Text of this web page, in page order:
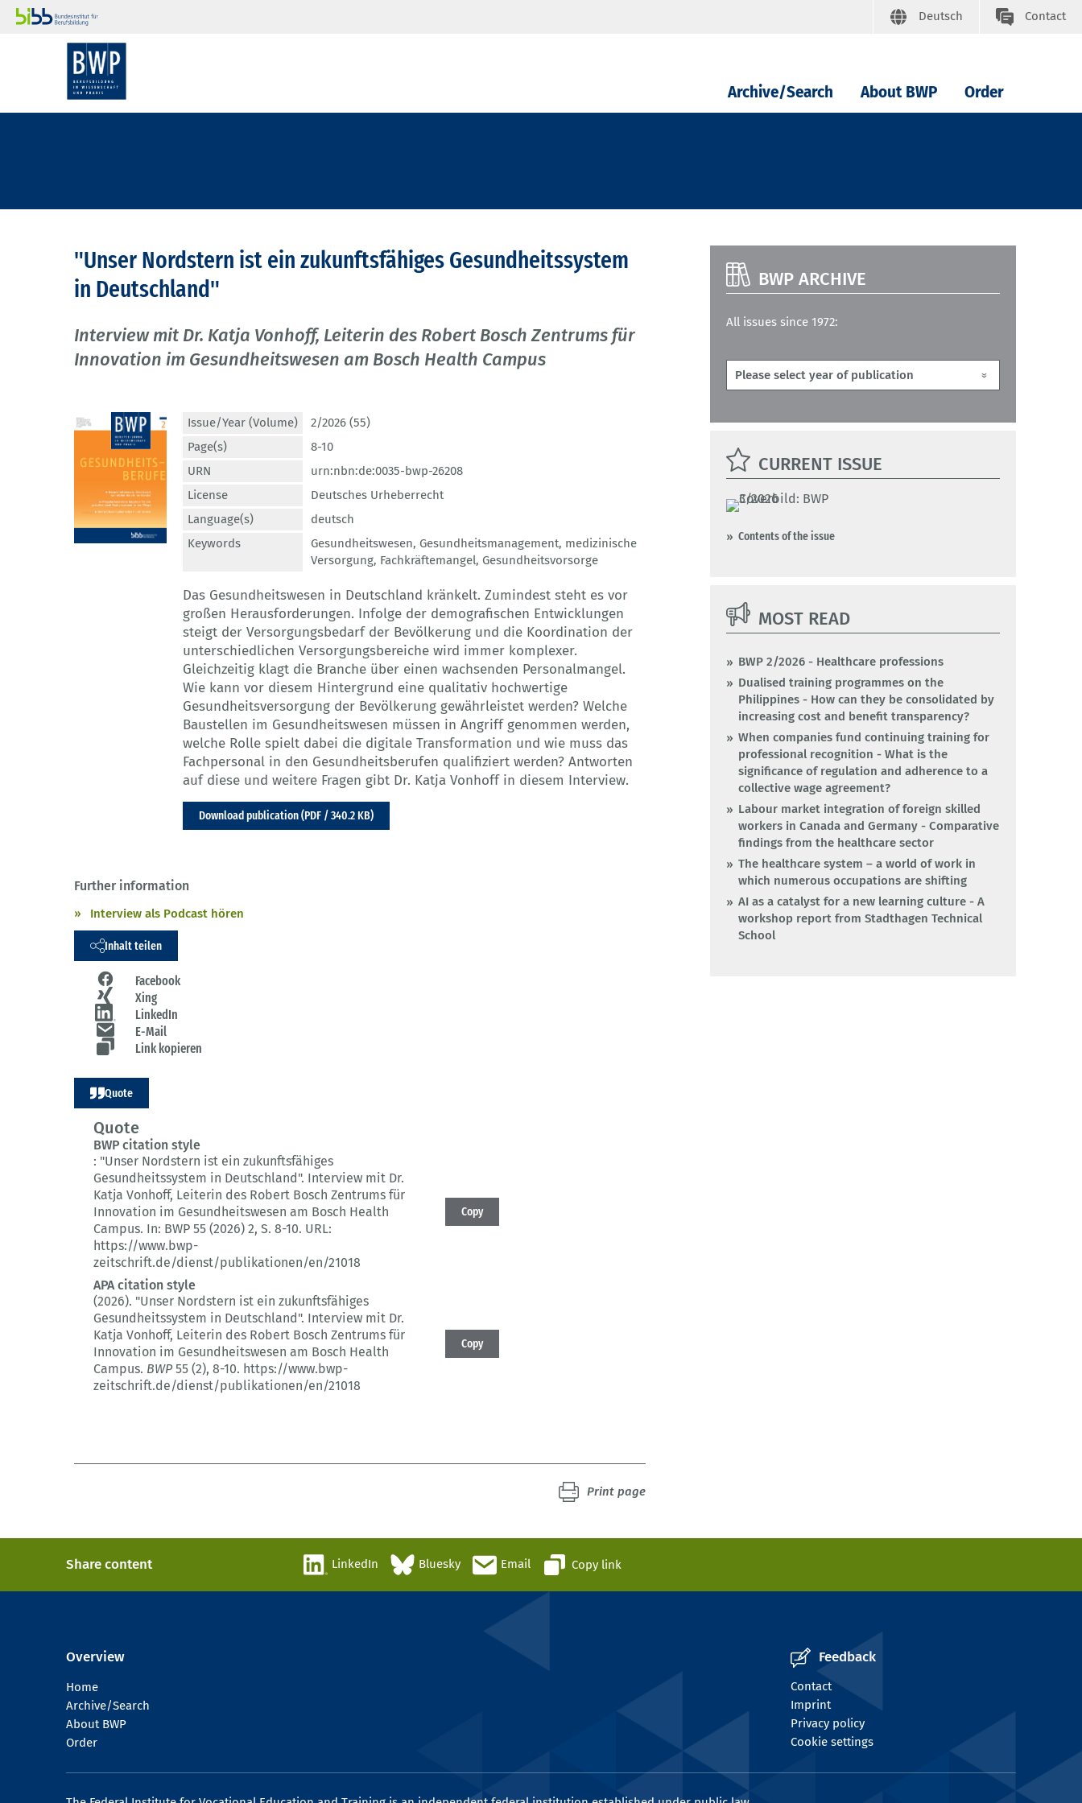
Deutsch Contact
Archive/Search About BWP Order
"Unser Nordstern ist ein zukunftsfähiges Gesundheitssystem
in Deutschland"
Interview mit Dr. Katja Vonhoff, Leiterin des Robert Bosch Zentrums für
Innovation im Gesundheitswesen am Bosch Health Campus
Issue/Year (Volume)
2/2026 (55)
Page(s)
8-10
URN
urn:nbn:de:0035-bwp-26208
License
Deutsches Urheberrecht
Language(s)
deutsch
Keywords
Gesundheitswesen, Gesundheitsmanagement, medizinische
Versorgung, Fachkräftemangel, Gesundheitsvorsorge
Das Gesundheitswesen in Deutschland kränkelt. Zumindest steht es vor
großen Herausforderungen. Infolge der demografischen Entwicklungen
steigt der Versorgungsbedarf der Bevölkerung und die Koordination der
unterschiedlichen Versorgungsbereiche wird immer komplexer.
Gleichzeitig klagt die Branche über einen wachsenden Personalmangel.
Wie kann vor diesem Hintergrund eine qualitativ hochwertige
Gesundheitsversorgung der Bevölkerung gewährleistet werden? Welche
Baustellen im Gesundheitswesen müssen in Angriff genommen werden,
welche Rolle spielt dabei die digitale Transformation und wie muss das
Fachpersonal in den Gesundheitsberufen qualifiziert werden? Antworten
auf diese und weitere Fragen gibt Dr. Katja Vonhoff in diesem Interview.
Download publication (PDF / 340.2 KB)
Further information
Interview als Podcast hören
Inhalt teilen
Facebook
Xing
LinkedIn
E-Mail
Link kopieren
Quote
Quote
BWP citation style
: "Unser Nordstern ist ein zukunftsfähiges
Gesundheitssystem in Deutschland". Interview mit Dr.
Katja Vonhoff, Leiterin des Robert Bosch Zentrums für
Innovation im Gesundheitswesen am Bosch Health
Campus. In: BWP 55 (2026) 2, S. 8-10. URL:
https://www.bwp-
zeitschrift.de/dienst/publikationen/en/21018
Copy
APA citation style
(2026). "Unser Nordstern ist ein zukunftsfähiges
Gesundheitssystem in Deutschland". Interview mit Dr.
Katja Vonhoff, Leiterin des Robert Bosch Zentrums für
Innovation im Gesundheitswesen am Bosch Health
Campus. BWP55 (2), 8-10. https://www.bwp-
zeitschrift.de/dienst/publikationen/en/21018
Copy
Print page
BWP ARCHIVE
All issues since 1972:
CURRENT ISSUE
Contents of the issue
MOST READ
BWP 2/2026 - Healthcare professions
Dualised training programmes on the
Philippines - How can they be consolidated by
increasing cost and benefit transparency?
When companies fund continuing training for
professional recognition - What is the
significance of regulation and adherence to a
collective wage agreement?
Labour market integration of foreign skilled
workers in Canada and Germany - Comparative
findings from the healthcare sector
The healthcare system – a world of work in
which numerous occupations are shifting
AI as a catalyst for a new learning culture - A
workshop report from Stadthagen Technical
School
Share content LinkedIn Bluesky Email Copy link
Overview
Home
Archive/Search
About BWP
Order
Feedback
Contact
Imprint
Privacy policy
Cookie settings